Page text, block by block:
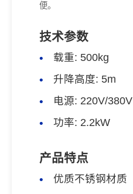
便。
技术参数
载重: 500kg
升降高度: 5m
电源: 220V/380V
功率: 2.2kW
产品特点
优质不锈钢材质